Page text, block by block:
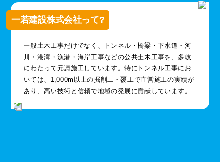
一若建設株式会社って?
一般土木工事だけでなく、トンネル・橋梁・下水道・河
川・港湾・漁港・海岸工事などの公共土木工事を、多岐
にわたって元請施工しています。特にトンネル工事にお
いては、1,000m以上の掘削工・覆工で直営施工の実績が
あり、高い技術と信頼で地域の発展に貢献しています。